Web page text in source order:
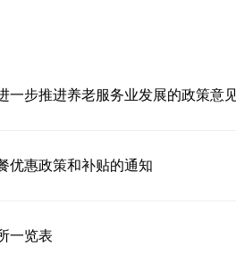
一步推进养老服务业发展的政策意
优惠政策和补贴的通知
一览表